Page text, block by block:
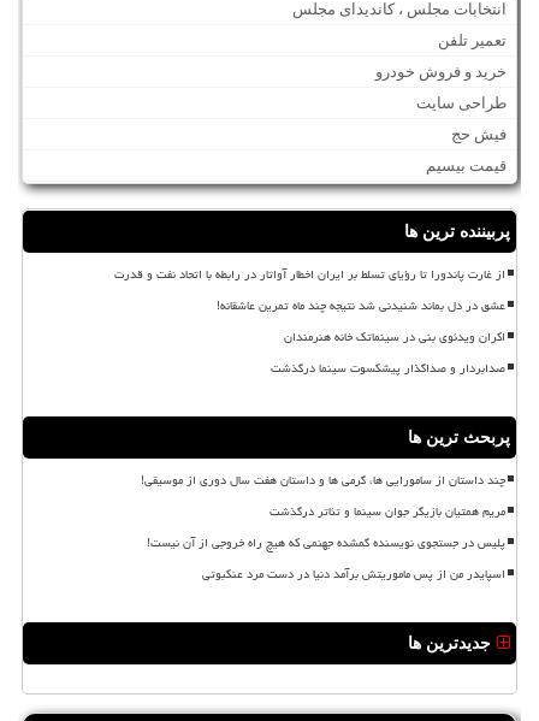
انتخابات مجلس ، کاندیدای مجلس
تعمیر تلفن
خرید و فروش خودرو
طراحی سایت
فیش حج
قیمت بیسیم
پربیننده ترین ها
از غارت پاندورا تا رؤیای تسلط بر ایران اخطار آواتار در رابطه با اتحاد نفت و قدرت
عشق در دل بماند شنیدنی شد نتیجه چند ماه تمرین عاشقانه!
اکران ویدئوی بنی در سینماتک خانه هنرمندان
صدابردار و صداگذار پیشکسوت سینما درگذشت
پربحث ترین ها
چند داستان از سامورایی ها، گرمی ها و داستان هفت سال دوری از موسیقی!
مریم همتیان بازیگر جوان سینما و تئاتر درگذشت
پلیس در جستجوی نویسنده گمشده جهنمی که هیچ راه خروجی از آن نیست!
اسپایدر من از پس ماموریتش برآمد دنیا در دست مرد عنکبوتی
جدیدترین ها